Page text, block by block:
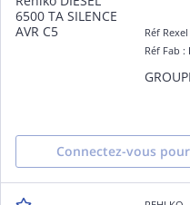
Réf
Réf Fab :
Connectez-vous